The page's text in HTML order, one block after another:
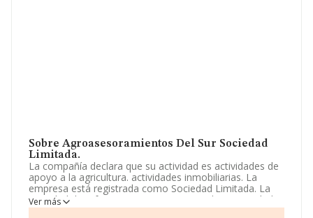
Sobre Agroasesoramientos Del Sur Sociedad
Limitada.
La compañía declara que su actividad es actividades de
apoyo a la agricultura. actividades inmobiliarias. La
empresa está registrada como Sociedad Limitada. La
actividad de referencia CNAE corresponde a 'Actividades
de apoyo a la agricultura', cuyo Código es 0161. La
Ver más